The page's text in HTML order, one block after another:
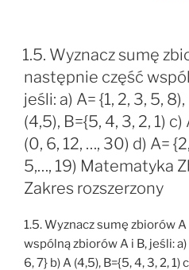
1.5. Wyznacz sumę
następnie część
jeśli: a) A= {1, 2, 3, 5,
(4,5), B={5, 4, 3, 2, 1)
(0, 6, 12, …, 30) d) A=
5,…, 19) Matematyka
Zakres rozszerzony
1.5. Wyznacz sumę zbiorów
wspólną zbiorów A i B, jeśli: a)
6, 7} b) A (4,5), B={5, 4, 3, 2, 1)